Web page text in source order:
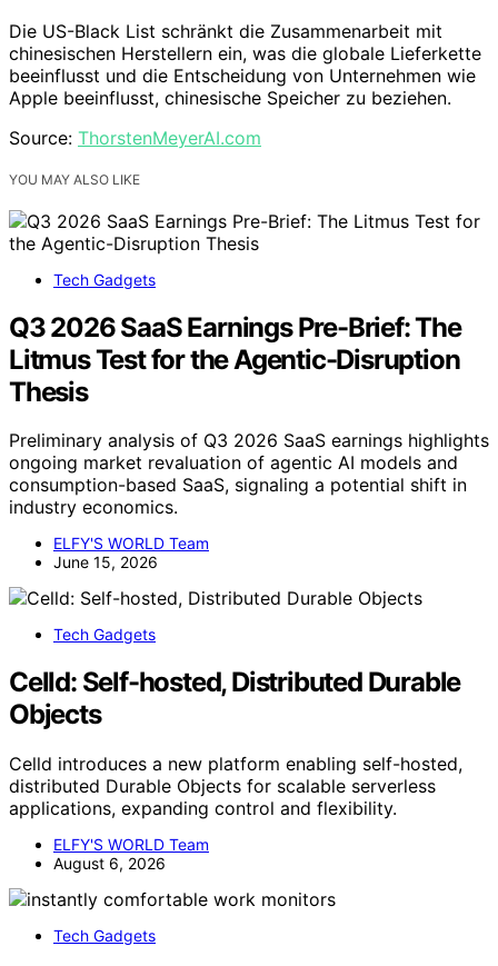
Die US-Black List schränkt die Zusammenarbeit mit
chinesischen Herstellern ein, was die globale Lieferkette
beeinflusst und die Entscheidung von Unternehmen wie
Apple beeinflusst, chinesische Speicher zu beziehen.
Source: ThorstenMeyerAI.com
YOU MAY ALSO LIKE
Tech Gadgets
Q3 2026 SaaS Earnings Pre-Brief: The
Litmus Test for the Agentic-Disruption
Thesis
Preliminary analysis of Q3 2026 SaaS earnings highlights
ongoing market revaluation of agentic AI models and
consumption-based SaaS, signaling a potential shift in
industry economics.
ELFY'S WORLD Team
June 15, 2026
Tech Gadgets
Celld: Self-hosted, Distributed Durable
Objects
Celld introduces a new platform enabling self-hosted,
distributed Durable Objects for scalable serverless
applications, expanding control and flexibility.
ELFY'S WORLD Team
August 6, 2026
Tech Gadgets